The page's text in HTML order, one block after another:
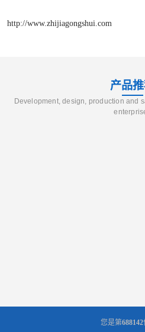
http://www.zhijiagongshui.com
产品
Development, design, production and
您是第688142